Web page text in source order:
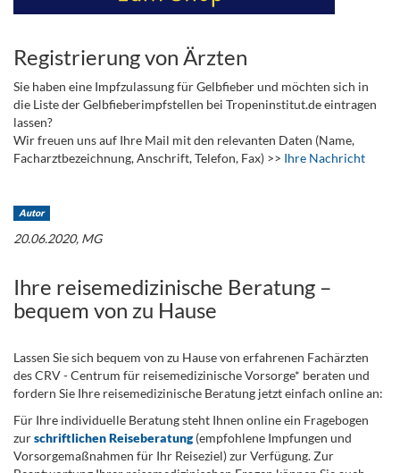
Registrierung von Ärzten
Sie haben eine Impfzulassung für Gelbfieber und möchten sich in
die Liste der Gelbfieberimpfstellen bei Tropeninstitut.de eintragen
lassen?
Wir freuen uns auf Ihre Mail mit den relevanten Daten (Name,
Facharztbezeichnung, Anschrift, Telefon, Fax) >> Ihre Nachricht
Autor
20.06.2020, MG
Ihre reisemedizinische Beratung –
bequem von zu Hause
Lassen Sie sich bequem von zu Hause von erfahrenen Fachärzten
des CRV - Centrum für reisemedizinische Vorsorge* beraten und
fordern Sie Ihre reisemedizinische Beratung jetzt einfach online an:
Für Ihre individuelle Beratung steht Ihnen online ein Fragebogen
zurschriftlichen Reiseberatung(empfohlene Impfungen und
Vorsorgemaßnahmen für Ihr Reiseziel) zur Verfügung. Zur